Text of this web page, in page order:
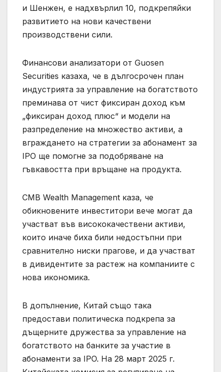
и Шенжен, е надхвърлил 10, подкрепяйки
развитието на нови качествени
производствени сили.
Финансови анализатори от Guosen
Securities казаха, че в дългосрочен план
индустрията за управление на богатството
преминава от чист фиксиран доход към
„фиксиран доход плюс“ и модели на
разпределение на множество активи, а
вграждането на стратегии за абонамент за
IPO ще помогне за подобряване на
гъвкавостта при връщане на продукта.
CMB Wealth Management каза, че
обикновените инвеститори вече могат да
участват във висококачествени активи,
които иначе биха били недостъпни при
сравнително ниски прагове, и да участват
в дивидентите за растеж на компаниите с
нова икономика.
В допълнение, Китай също така
предостави политическа подкрепа за
дъщерните дружества за управление на
богатството на банките за участие в
абонаменти за IPO. На 28 март 2025 г.